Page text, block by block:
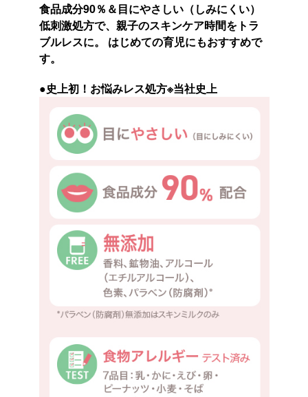
食品成分90％＆目にやさしい（しみにくい）
低刺激処方で、親子のスキンケア時間をトラ
ブルレスに。 はじめての育児にもおすすめで
す。
●史上初！お悩みレス処方※当社史上